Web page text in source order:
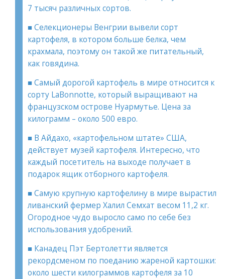
7 тысяч различных сортов.
■ Селекционеры Венгрии вывели сорт
картофеля, в котором больше белка, чем
крахмала, поэтому он такой же питательный,
как говядина.
■ Самый дорогой картофель в мире относится к
сорту LaBonnotte, который выращивают на
французском острове Нуармутье. Цена за
килограмм – около 500 евро.
■ В Айдахо, «картофельном штате» США,
действует музей картофеля. Интересно, что
каждый посетитель на выходе получает в
подарок ящик отборного картофеля.
■ Самую крупную картофелину в мире вырастил
ливанский фермер Халил Семхат весом 11,2 кг.
Огородное чудо выросло само по себе без
использования удобрений.
■ Канадец Пэт Бертолетти является
рекордсменом по поеданию жареной картошки:
около шести килограммов картофеля за 10